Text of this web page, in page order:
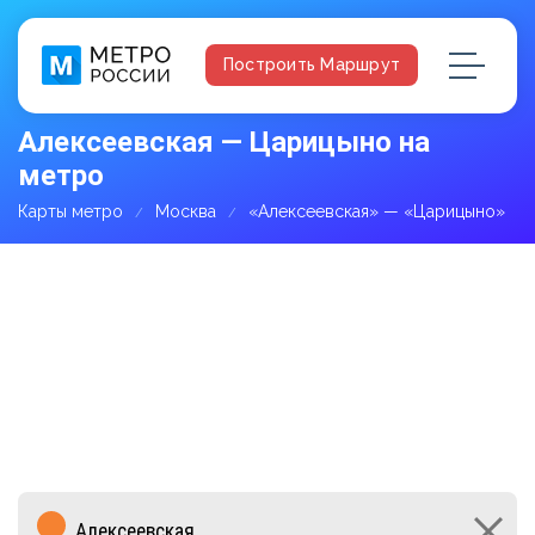
Построить Маршрут
Алексеевская — Царицыно на
метро
Карты метро Москва «Алексеевская» — «Царицыно»